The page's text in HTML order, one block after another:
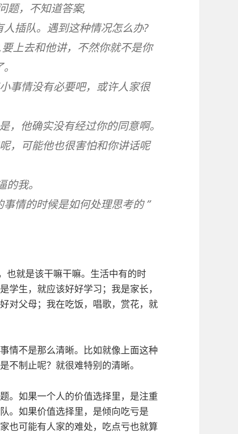
题，不知道答案,
插队。遇到这种情况怎么办?
上去和他讲，不然你就不是你
事情没有必要吧，或许人家很
，他确实没有经过你的同意啊。
，可能他也很害怕和你讲话呢
我。
情的时候是如何处理思考的 ”
也就是该干嘛干嘛。生活中有的时
学生，就应该好好学习；我是家长，
对父母；我在吃饭，唱歌，赏花，就
情不是那么清晰。比如就像上面这种
不制止呢？就很难特别的清晰。
。如果一个人的价值选择里，是注重
。如果价值选择里，是倾向吃亏是
也可能有人家的难处，吃点亏也就算